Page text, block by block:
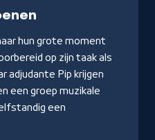
hun grote moment
op zijn taak als
adjudante Pip krijgen
een groep muzikale
een